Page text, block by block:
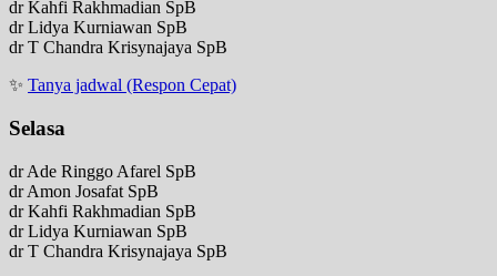
dr Kahfi Rakhmadian SpB
dr Lidya Kurniawan SpB
dr T Chandra Krisynajaya SpB
✨ Tanya jadwal (Respon Cepat)
Selasa
dr Ade Ringgo Afarel SpB
dr Amon Josafat SpB
dr Kahfi Rakhmadian SpB
dr Lidya Kurniawan SpB
dr T Chandra Krisynajaya SpB